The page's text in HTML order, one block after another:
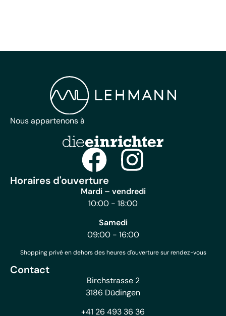
Nous appartenons à
Horaires d'ouverture
Mardi – vendredi
10:00 - 18:00
Samedi
09:00 - 16:00
Shopping privé en dehors des heures d'ouverture sur rendez-vous
Contact
Birchstrasse 2
3186 Düdingen
+41 26 493 36 36